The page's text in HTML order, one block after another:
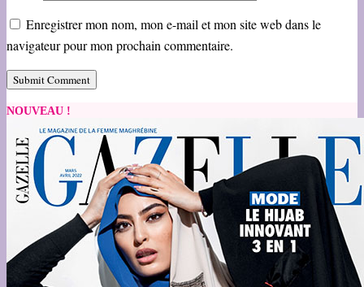
Enregistrer mon nom, mon e-mail et mon site web dans le
navigateur pour mon prochain commentaire.
NOUVEAU !